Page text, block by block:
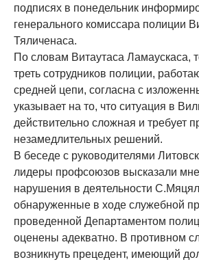
подписях в понедельник
генерального комиссара полиции
Тяличенаса.
По словам Витаутаса Ламаускаса,
треть сотрудников полиции,
средней цепи, согласна с
указывает на то, что ситуация в
действительно сложная и требует
незамедлительных решений.
В беседе с руководителями
лидеры профсоюзов высказали
нарушения в деятельности
обнаруженные в ходе служебной
проведенной Департаментом
оценены адекватно. В противном
возникнуть прецедент, имеющий